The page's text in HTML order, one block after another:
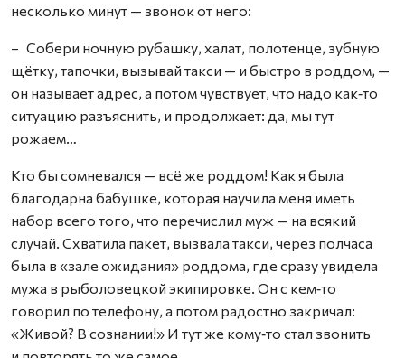
несколько минут — звонок от него:
– Собери ночную рубашку, халат, полотенце, зубную
щётку, тапочки, вызывай такси — и быстро в роддом, —
он называет адрес, а потом чувствует, что надо как‑то
ситуацию разъяснить, и продолжает: да, мы тут
рожаем…
Кто бы сомневался — всё же роддом! Как я была
благодарна бабушке, которая научила меня иметь
набор всего того, что перечислил муж — на всякий
случай. Схватила пакет, вызвала такси, через полчаса
была в «зале ожидания» роддома, где сразу увидела
мужа в рыболовецкой экипировке. Он с кем‑то
говорил по телефону, а потом радостно закричал:
«Живой? В сознании!» И тут же кому‑то стал звонить